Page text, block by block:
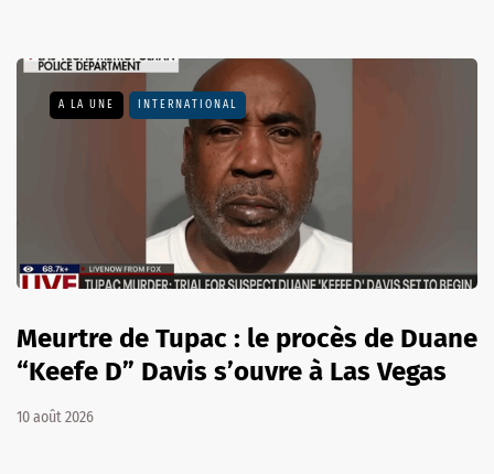
A LA UNE INTERNATIONAL
Meurtre de Tupac : le procès de Duane
“Keefe D” Davis s’ouvre à Las Vegas
10 août 2026